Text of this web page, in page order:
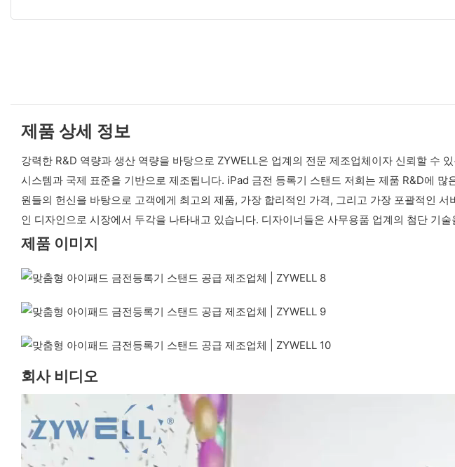
제품 상세 정보
강력한 R&D 역량과 생산 역량을 바탕으로 ZYWELL은 업계의 전문 제조업체이자 신뢰할 수
시스템과 국제 표준을 기반으로 제조됩니다. iPad 금전 등록기 스탠드 저희는 제품 R&D에
원들의 헌신을 바탕으로 고객에게 최고의 제품, 가장 합리적인 가격, 그리고 가장 포괄적인
인 디자인으로 시장에서 두각을 나타내고 있습니다. 디자이너들은 사무용품 업계의 첨단 기
제품 이미지
회사 비디오